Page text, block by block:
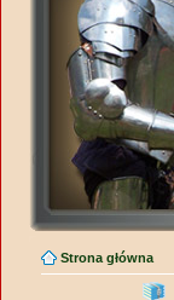
Strona główna